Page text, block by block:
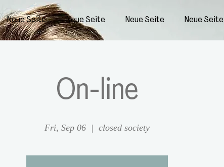
Neue Seite Neue Seite Neue Seite Neue Seite
On-line
Fri, Sep 06
  |
closed society